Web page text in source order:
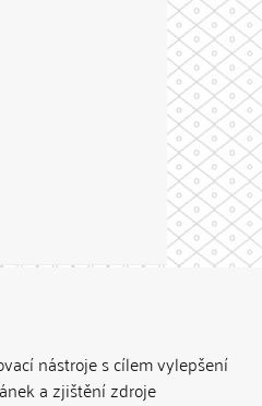
nástroje s cílem vylepšení
a zjištění zdroje